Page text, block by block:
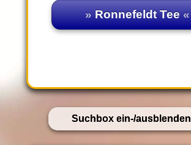
Ronnefeldt Tee
Suchbox ein-/ausblenden